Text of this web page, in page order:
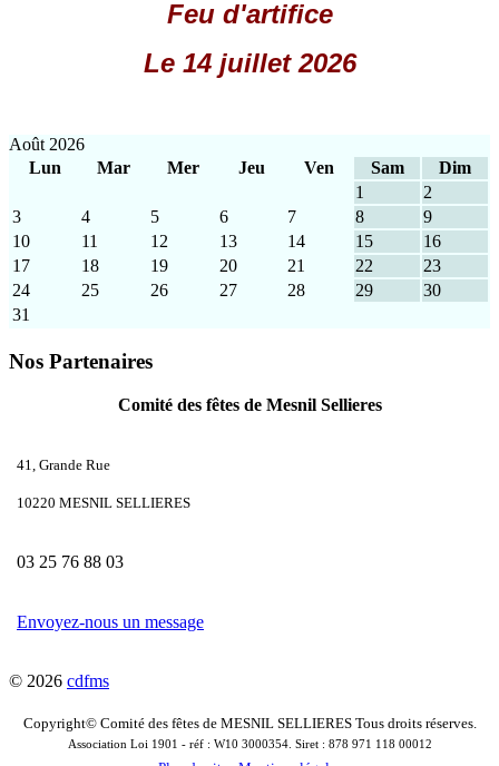
Feu d'artifice
Le 14 juillet 2026
Août 2026
Lun
Mar Mer Jeu Ven Sam
Dim
1
2
3
4 5 6 7 8
9
10
11 12 13 14 15
16
17
18 19 20 21 22
23
24
25 26 27 28 29
30
31
Nos Partenaires
Comité des fêtes de Mesnil Sellieres
41, Grande Rue
10220 MESNIL SELLIERES
03 25 76 88 03
Envoyez-nous un message
© 2026 cdfms
Copyright© Comité des fêtes de MESNIL SELLIERES Tous droits réserves.
Association Loi 1901 - réf : W10 3000354. Siret : 878 971 118 00012